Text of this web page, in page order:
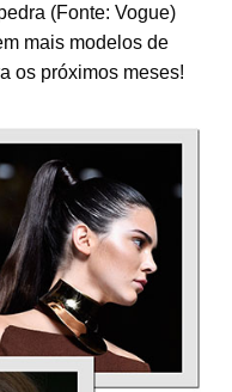
(Fonte: Vogue)
mais modelos de
os próximos meses!